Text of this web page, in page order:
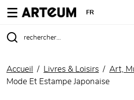
ARTEUM, la référence des
FR
Accueil Livres & Loisirs
Art,
Mode Et Estampe Japonaise